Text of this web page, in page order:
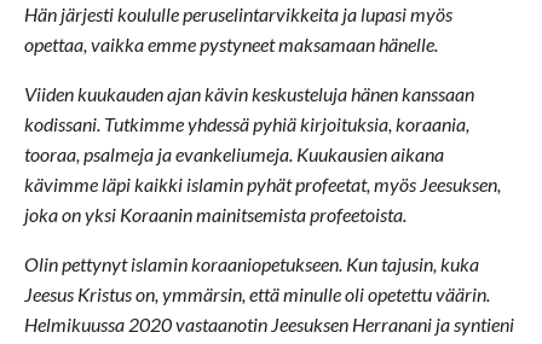
Hän järjesti koululle peruselintarvikkeita ja lupasi myös
opettaa, vaikka emme pystyneet maksamaan hänelle.
Viiden kuukauden ajan kävin keskusteluja hänen kanssaan
kodissani. Tutkimme yhdessä pyhiä kirjoituksia, koraania,
tooraa, psalmeja ja evankeliumeja. Kuukausien aikana
kävimme läpi kaikki islamin pyhät profeetat, myös Jeesuksen,
joka on yksi Koraanin mainitsemista profeetoista.
Olin pettynyt islamin koraaniopetukseen. Kun tajusin, kuka
Jeesus Kristus on, ymmärsin, että minulle oli opetettu väärin.
Helmikuussa 2020 vastaanotin Jeesuksen Herranani ja syntieni